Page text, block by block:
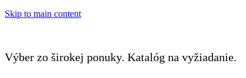
Skip to main content
Výber zo širokej ponuky. Katalóg na vyžiadanie.